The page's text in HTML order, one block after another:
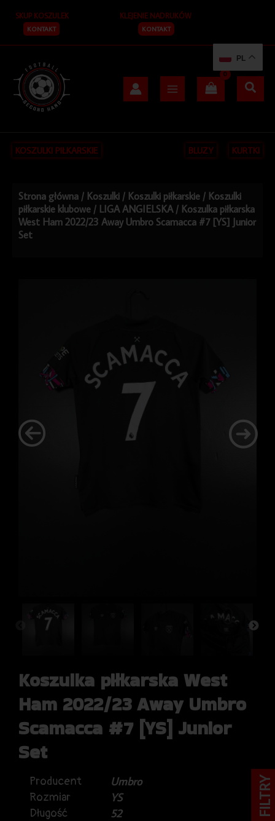
treści
SKUP KOSZULEK
KONTAKT
KLEJENIE NADRUKÓW
KONTAKT
KOSZULKI PIŁKARSKIE BLUZY KURTKI
Strona główna / Koszulki / Koszulki piłkarskie / Koszulki
piłkarskie klubowe / LIGA ANGIELSKA / Koszulka piłkarska
West Ham 2022/23 Away Umbro Scamacca #7 [YS] Junior
Set
Koszulka piłkarska West
Ham 2022/23 Away Umbro
Scamacca #7 [YS] Junior
Set
Producent
Umbro
Rozmiar
YS
Długość
52
PL
FILTRY